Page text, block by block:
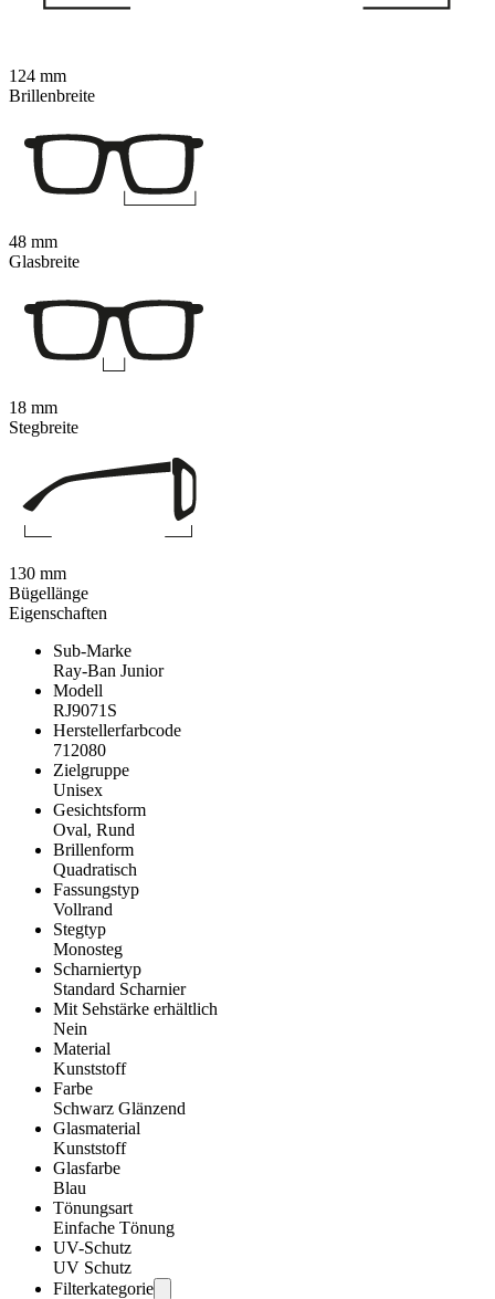
Eigenschaften
Sub-Marke
Ray-Ban Junior
Modell
RJ9071S
Herstellerfarbcode
712080
Zielgruppe
Unisex
Gesichtsform
Oval, Rund
Brillenform
Quadratisch
Fassungstyp
Vollrand
Stegtyp
Monosteg
Scharniertyp
Standard Scharnier
Mit Sehstärke erhältlich
Nein
Material
Kunststoff
Farbe
Schwarz Glänzend
Glasmaterial
Kunststoff
Glasfarbe
Blau
Tönungsart
Einfache Tönung
UV-Schutz
UV Schutz
Filterkategorie
124 mm
Brillenbreite
48 mm
Glasbreite
18 mm
Stegbreite
130 mm
Bügellänge